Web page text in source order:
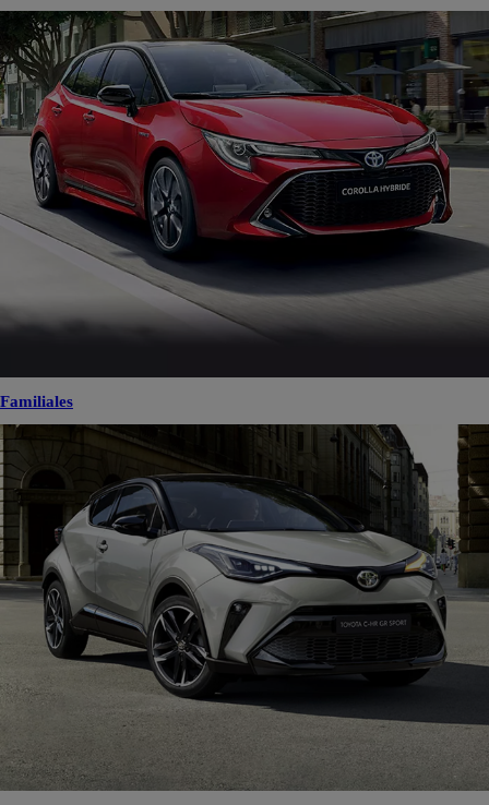
Familiales